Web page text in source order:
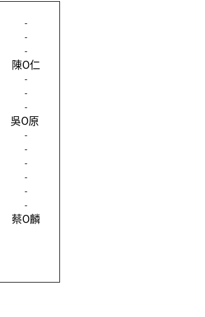
-
-
-
陳O仁
-
-
-
吳O原
-
-
-
-
-
-
蔡O麟